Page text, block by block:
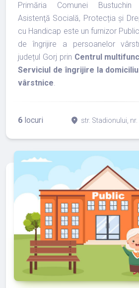
Primăria Comunei
Asistenţă Socială, Protecția și
cu Handicap este un furnizor
de îngrijire a persoanelor
județul Gorj prin Centrul
Serviciul de îngrijire la
vârstnice.
6 locuri place str. Stadionului,
edit